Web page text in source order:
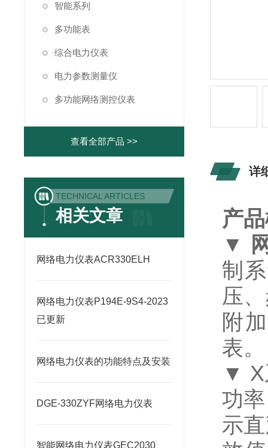
智能系列
多功能表
综合电力仪表
电力参数测量仪
多功能网络测控仪表
查看全部产品 >>
TECHNICAL ARTICLES
相关文章
网络电力仪表ACR330ELH
网络电力仪表P194E-9S4-2023
已更新
网络电力仪表的功能特点及安装
DGE-330ZYF网络电力仪表
智能网络电力仪表GEC2030
详
产
▼
制
压
附
表。
▼ X
功
示